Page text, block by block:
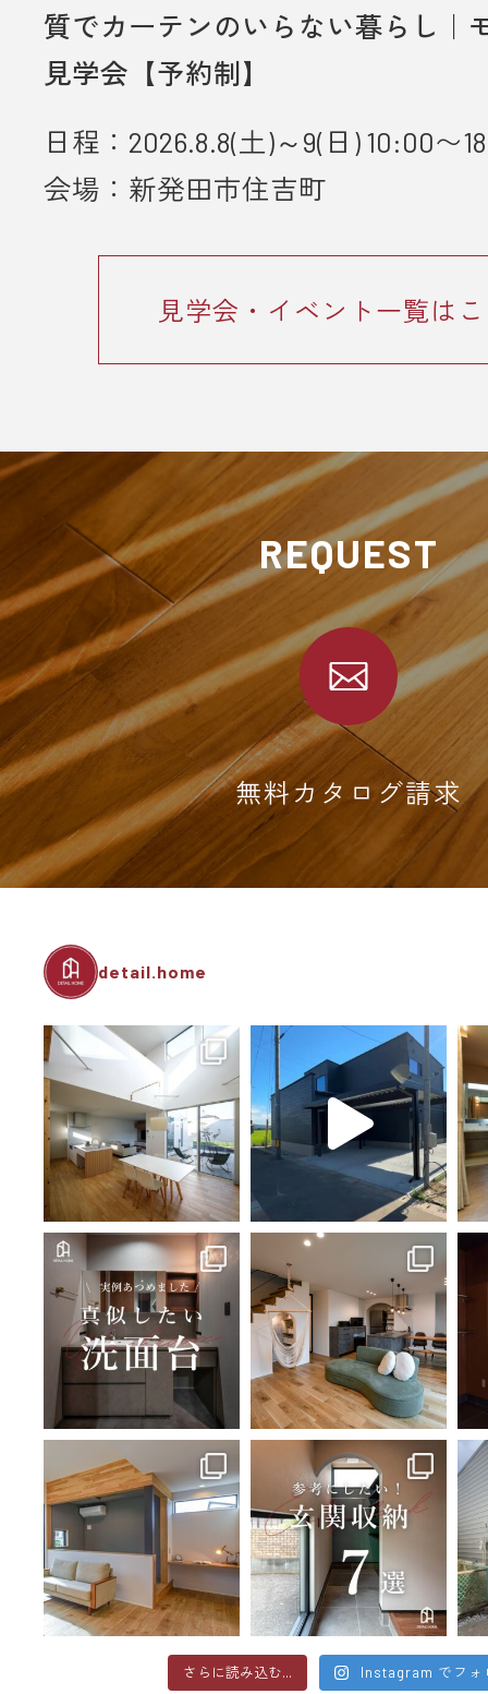
質でカーテンのいらない暮らし｜
見学会【予約制】
日程：2026.8.8(土)～9(日) 10:00〜
会場：新発田市住吉町
見学会・イベント一覧は
REQUEST
無料カタログ請求
detail.home
さらに読み込む... Instagram でフォ